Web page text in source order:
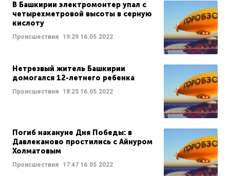
В Башкирии электромонтер упал с
четырехметровой высоты в серную
кислоту
Происшествия 19:29 16.05.2022
Нетрезвый житель Башкирии
домогался 12-летнего ребенка
Происшествия 18:25 16.05.2022
Погиб накануне Дня Победы: в
Давлеканово простились с Айнуром
Холматовым
Происшествия 17:47 16.05.2022